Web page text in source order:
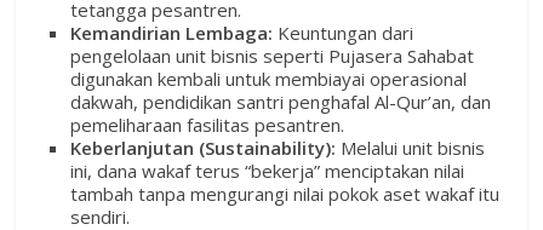
tetangga pesantren.
Kemandirian Lembaga: Keuntungan dari
pengelolaan unit bisnis seperti Pujasera Sahabat
digunakan kembali untuk membiayai operasional
dakwah, pendidikan santri penghafal Al-Qur’an, dan
pemeliharaan fasilitas pesantren.
Keberlanjutan (Sustainability): Melalui unit bisnis
ini, dana wakaf terus “bekerja” menciptakan nilai
tambah tanpa mengurangi nilai pokok aset wakaf itu
sendiri.